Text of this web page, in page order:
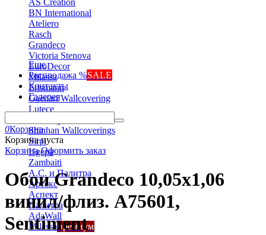
AS Creation
BN International
Ateliero
Rasch
Grandeco
Victoria Stenova
EuroDecor
Milassa
Erismann
Gaenari Wallcovering
Lutece
Shinhan Wallcoverings
Sirpi
Ugepa
Zambaiti
А.С. и Палитра
Артекс
Аспект
Палитра
AdaWall
Milassaпремиум
Еще
Распродажа %SALE
Контакты
Галерея
0Корзина
Корзина пуста
Корзина Оформить заказ
Обои Grandeco 10,05х1,06
винил/флиз. A75601,
Sentiment